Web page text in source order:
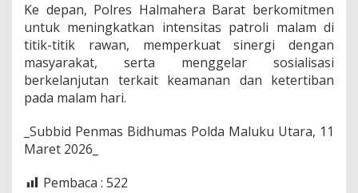
Ke depan, Polres Halmahera Barat berkomitmen
untuk meningkatkan intensitas patroli malam di
titik-titik rawan, memperkuat sinergi dengan
masyarakat, serta menggelar sosialisasi
berkelanjutan terkait keamanan dan ketertiban
pada malam hari.
_Subbid Penmas Bidhumas Polda Maluku Utara, 11
Maret 2026_
Pembaca : 522